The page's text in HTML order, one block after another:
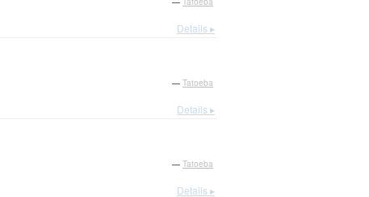
Details ▸
— Tatoeba
Details ▸
— Tatoeba
Details ▸